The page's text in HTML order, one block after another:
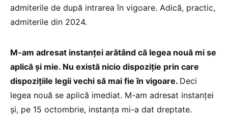
admiterile de după intrarea în vigoare. Adică, practic,
admiterile din 2024.
M-am adresat instanței arătând că legea nouă mi se
aplică și mie. Nu există nicio dispoziție prin care
dispozițiile legii vechi să mai fie în vigoare. Deci
legea nouă se aplică imediat. M-am adresat instanței
și, pe 15 octombrie, instanța mi-a dat dreptate.